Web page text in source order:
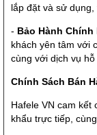
lắp đặt và sử
- Bảo Hành Chính
khách yên tâm với
cùng với dịch vụ
Chính Sách Bán
Hafele VN cam kết
khẩu trực tiếp,